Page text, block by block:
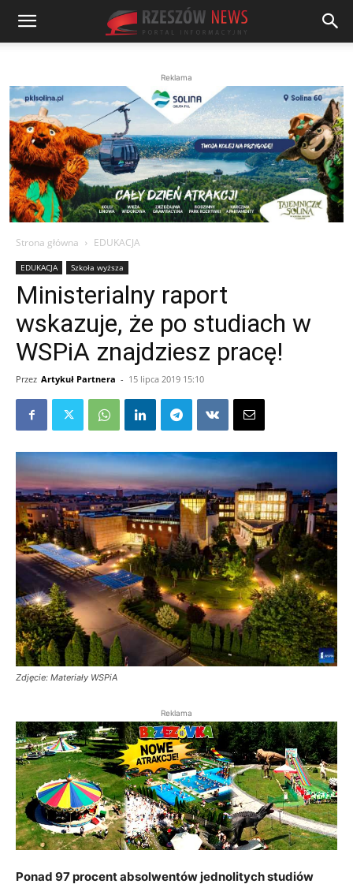
Reklama
Strona główna EDUKACJA
EDUKACJA Szkoła wyższa
Ministerialny raport
wskazuje, że po studiach w
WSPiA znajdziesz pracę!
Przez Artykuł Partnera - 15 lipca 2019 15:10
Zdjęcie: Materiały WSPiA
Reklama
Ponad 97 procent absolwentów jednolitych studiów